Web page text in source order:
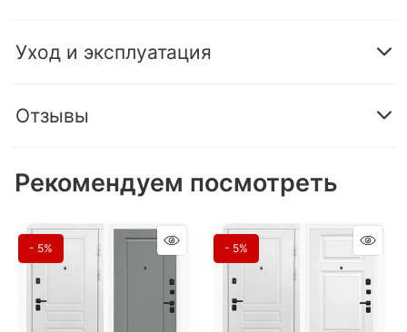
Уход и эксплуатация
Отзывы
Рекомендуем посмотреть
- 5% - 5%